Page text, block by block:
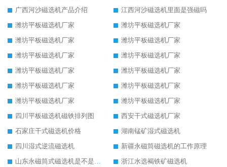
广西河沙磁选机产品介绍
江西河沙磁选机里面是强磁吗
潍坊平板磁选机厂家
潍坊平板磁选机厂家
潍坊平板磁选机厂家
潍坊平板磁选机厂家
潍坊平板磁选机厂家
潍坊平板磁选机厂家
潍坊平板磁选机厂家
潍坊平板磁选机厂家
潍坊平板磁选机厂家
潍坊平板磁选机厂家
潍坊平板磁选机厂家
潍坊平板磁选机厂家
四川平板磁选机磁铁排列图
西安干式磁选机厂家
石家庄干式磁选机价格
湖南锰矿湿式磁选机
四川湿式逆流磁选机
新疆永磁筒磁选机的工作原理
山东永磁筒式磁选机是不是强磁
浙江水选褐铁矿磁选机